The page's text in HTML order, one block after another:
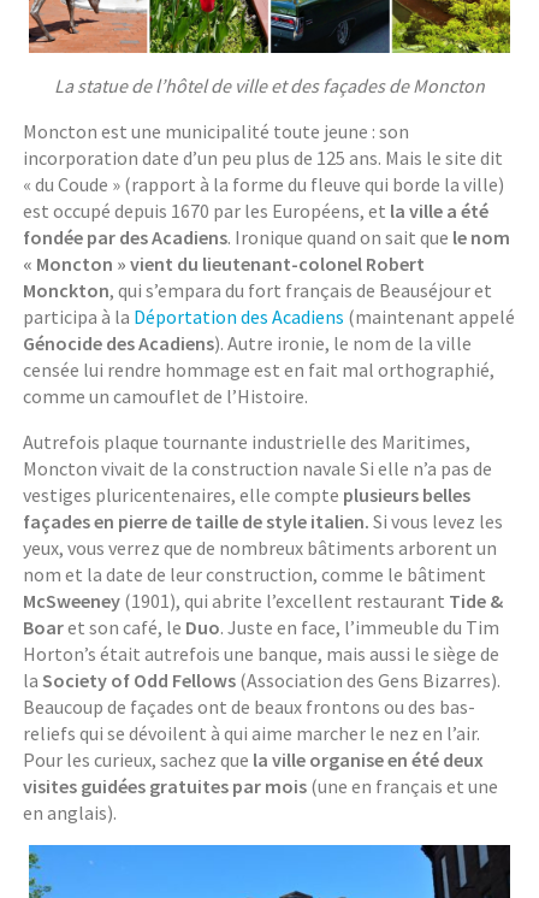
La statue de l’hôtel de ville et des façades de Moncton
Moncton est une municipalité toute jeune : son
incorporation date d’un peu plus de 125 ans. Mais le site dit
« du Coude » (rapport à la forme du fleuve qui borde la ville)
est occupé depuis 1670 par les Européens, et la ville a été
fondée par des Acadiens. Ironique quand on sait que le nom
« Moncton » vient du lieutenant-colonel Robert
Monckton, qui s’empara du fort français de Beauséjour et
participa à la Déportation des Acadiens (maintenant appelé
Génocide des Acadiens). Autre ironie, le nom de la ville
censée lui rendre hommage est en fait mal orthographié,
comme un camouflet de l’Histoire.
Autrefois plaque tournante industrielle des Maritimes,
Moncton vivait de la construction navale Si elle n’a pas de
vestiges pluricentenaires, elle compte plusieurs belles
façades en pierre de taille de style italien. Si vous levez les
yeux, vous verrez que de nombreux bâtiments arborent un
nom et la date de leur construction, comme le bâtiment
McSweeney (1901), qui abrite l’excellent restaurant Tide &
Boaret son café, le Duo. Juste en face, l’immeuble du Tim
Horton’s était autrefois une banque, mais aussi le siège de
laSociety of Odd Fellows (Association des Gens Bizarres).
Beaucoup de façades ont de beaux frontons ou des bas-
reliefs qui se dévoilent à qui aime marcher le nez en l’air.
Pour les curieux, sachez que la ville organise en été deux
visites guidées gratuites par mois (une en français et une
en anglais).